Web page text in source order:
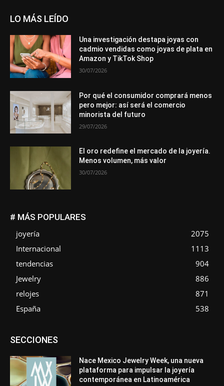
LO MÁS LEÍDO
Una investigación destapa joyas con
cadmio vendidas como joyas de plata en
Amazon y TikTok Shop
30/07/2026
Por qué el consumidor comprará menos
pero mejor: así será el comercio
minorista del futuro
29/07/2026
El oro redefine el mercado de la joyería.
Menos volumen, más valor
30/07/2026
# MÁS POPULARES
joyería
2075
Internacional
1113
tendencias
904
Jewelry
886
relojes
871
España
538
SECCIONESAsociaciones
Entrevistas
Mundo Técnico
Novedades Opiniones
Perspectiva
Premios
Secciones Sin categoría
Sucesos
Más
Nace Mexico Jewelry Week, una nueva
plataforma para impulsar la joyería
contemporánea en Latinoamérica